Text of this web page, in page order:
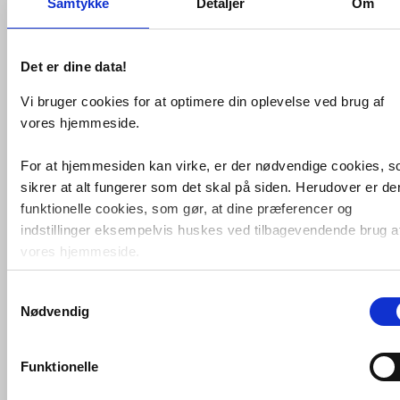
Det er dine data!
Vi bruger cookies for at optimere din oplevelse ved brug af
vores hjemmeside.
For at hjemmesiden kan virke, er der nødvendige cookies,
sikrer at alt fungerer som det skal på siden. Herudover er
funktionelle cookies, som gør, at dine præferencer og
indstillinger eksempelvis huskes ved tilbagevendende brug
vores hjemmeside.
Foruden nødvendige og funktionelle cookies er der
cookies. Disse bruger vi bl.a. til at måle trafik, omsætning,
marketingcookies, som vi bruger til at målrette vores
markedsføring med henblik på annonceindhold, som giver
Nødvendig
Funktionelle
Eglo Bimeda LED Spot -Sort/krom
Levering 3-5 dage
Fragt 65,-
207,- Køb